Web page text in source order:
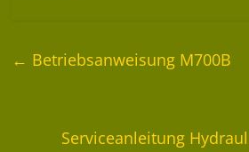
← Betriebsanweisung M700B
Serviceanleitung